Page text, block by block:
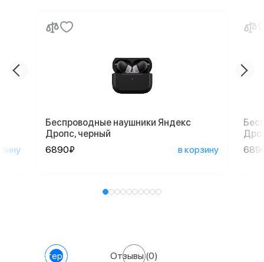
Беспроводные наушники Яндекс
Дропс, черный
6890₽
в корзину
Характеристики Отзывы(0)